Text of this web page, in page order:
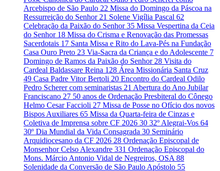
Arcebispo de São Paulo 22 Missa do Domingo da Páscoa na
Ressurreição do Senhor 21 Solene Vigília Pascal 62
Celebração da Paixão do Senhor35 Missa Vespertina da Ceia
do Senhor 18 Missa do Crisma e Renovação das Promessas
Sacerdotais 17 Santa Missa e Rito do Lava-Pés na Fundação
Casa Ouro Preto 23 Via-Sacra da Criança e do Adolescente 7
Domingo de Ramos da Paixão do Senhor 28 Visita do
Cardeal Baldassare Reina 128 Área Missionária Santa Cruz
49 Casa Padre Vitor Bertoli 20 Encontro do Cardeal Odilo
Pedro Scherer com seminaristas 21 Abertura do Ano Jubilar
Franciscano 27 50 anos de Ordenação Presbiteral do Cônego
Helmo Cesar Faccioli 27 Missa de Posse no Ofício dos novos
Bispos Auxiliares 65 Missa da Quarta-feira de Cinzas e
Coletiva de Imprensa sobre CF 2026 30 32º Alegrai-Vos 64
30º Dia Mundial da Vida Consagrada 30 Seminário
Arquidiocesano da CF 2026 28 Ordenação Episcopal de
Monsenhor Celso Alexandre 331 Ordenação Episcopal do
Mons. Márcio Antonio Vidal de Negreiros, OSA 88
Solenidade da Conversão de São Paulo Apóstolo 55